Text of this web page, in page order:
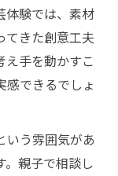
体験では、素材
てきた創意工夫
え手を動かすこ
感できるでしょ
いう雰囲気があ
。親子で相談し